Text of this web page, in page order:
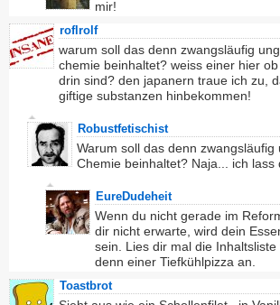
mir!
roflrolf
warum soll das denn zwangsläufig
chemie beinhaltet? weiss einer hier
drin sind? den japanern traue ich zu,
giftige substanzen hinbekommen!
Robustfetischist
Warum soll das denn
Chemie beinhaltet? Naja... ich
EureDudeheit
Wenn du nicht gerade im
dir nicht erwarte, wird dein
sein. Lies dir mal die
denn einer Tiefkühlpizza an.
Toastbrot